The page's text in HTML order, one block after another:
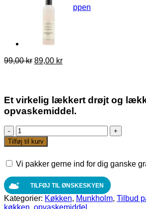
Tilbage til shoppen
99,00kr Den
99,00 kr.
89,00 krDen
89,00 kr.
Et virkelig lækkert drøjt og
opvaskemiddel.
Munkholm
opvaskemiddel
Lemongrass
ml.
Tilføj til kurv
Vi pakker gerne ind for dig ganske
TILFØJ TIL ØNSKESKYEN
Kategorier: Køkken, Munkholm, Tilbud